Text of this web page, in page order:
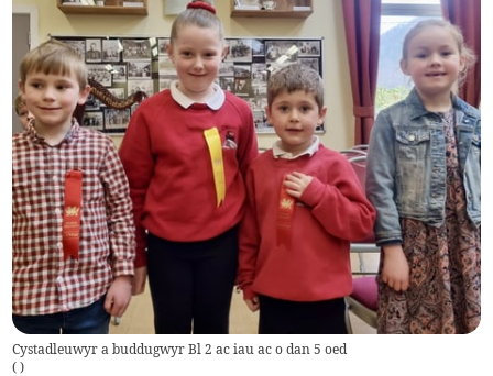
Cystadleuwyr a buddugwyr Bl 2 ac iau ac o dan 5 oed
( )